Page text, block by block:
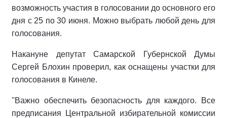
возможность участия в голосовании до основного его
дня с 25 по 30 июня. Можно выбрать любой день для
голосования.
Накануне депутат Самарской Губернской Думы
Сергей Блохин проверил, как оснащены участки для
голосования в Кинеле.
''Важно обеспечить безопасность для каждого. Все
предписания Центральной избирательной комиссии